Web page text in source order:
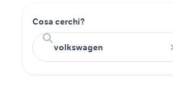
Cosa cerchi?